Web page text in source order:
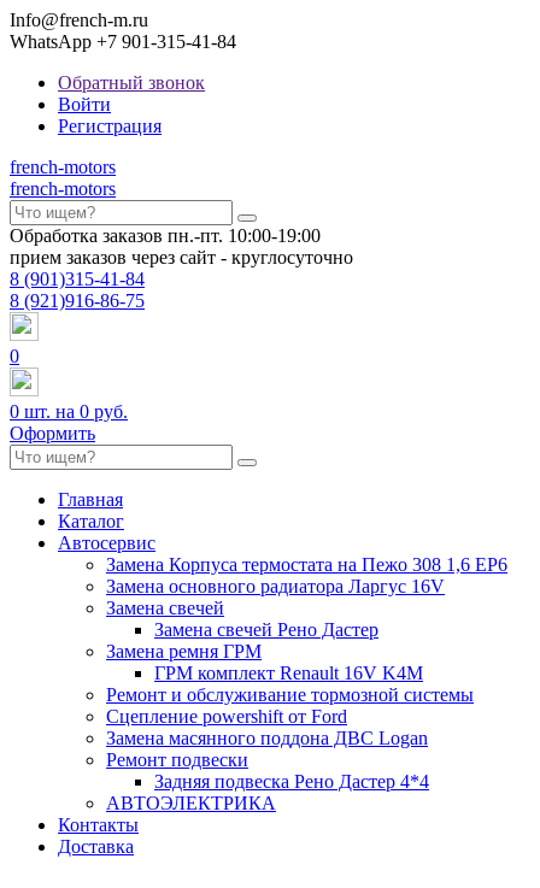
Info@french-m.ru
WhatsApp +7 901-315-41-84
Обратный звонок
Войти
Регистрация
french-motors
french-motors
Обработка заказов пн.-пт. 10:00-19:00
прием заказов через сайт - круглосуточно
8 (901)315-41-84
8 (921)916-86-75
0
0 шт. на 0 руб.
Оформить
Главная
Каталог
Автосервис
Замена Корпуса термостата на Пежо 308 1,6 EP6
Замена основного радиатора Ларгус 16V
Замена свечей
Замена свечей Рено Дастер
Замена ремня ГРМ
ГРМ комплект Renault 16V K4M
Ремонт и обслуживание тормозной системы
Сцепление powershift от Ford
Замена масянного поддона ДВС Logan
Ремонт подвески
Задняя подвеска Рено Дастер 4*4
АВТОЭЛЕКТРИКА
Контакты
Доставка